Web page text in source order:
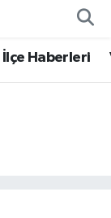
İlçe Haberleri